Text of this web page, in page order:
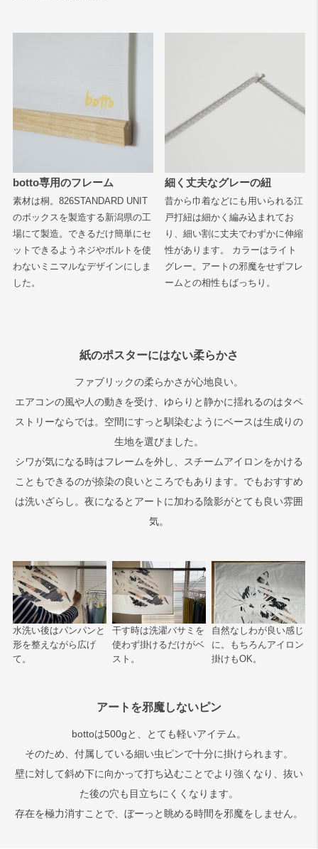
botto専用のフレーム
素材は桐。826STANDARD UNIT
のボックスを製造する新潟県の工
場にて製造。できるだけ簡単にセ
ットできるようネジやボルトを使
わないミニマルなデザインにしま
した。
細く丈夫なグレーの紐
昔から巾着などにも用いられる江
戸打紐は細かく編み込まれてお
り、細い割に丈夫でわずかに伸縮
性があります。 カラーはライト
グレー。アートの邪魔をせずフレ
ームとの相性もばっちり。
紙のポスターにはない柔らかさ
ファブリックの柔らかさが心地良い。
エアコンの風や人の動きを受け、ゆらりと静かに揺れるのはタペ
ストリーならでは。空間にすっと馴染むようにベースは生成りの
生地を選びました。
シワが気になる時はフレームを外し、スチームアイロンをかける
こともできるのが捺染の良いところでもあります。でもおすすめ
は洗いざらし。夜になるとアートに加わる陰影がとても良い雰囲
気。
水洗い後はパンパンと
形を整えながら広げ
て。
干す時は洗濯バサミを
使わず掛けるだけがベ
スト。
自然なしわが良い感じ
に。もちろんアイロン
掛けもOK。
アートを邪魔しないピン
bottoは500gと、とても軽いアイテム。
そのため、付属している細い虫ピンで十分に掛けられます。
壁に対して斜め下に向かって打ち込むことでより強くなり、抜い
た後の穴も目立ちにくくなります。
存在を極力消すことで、ぼーっと眺める時間を邪魔をしません。